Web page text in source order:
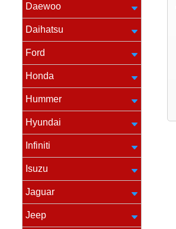
Daewoo
Daihatsu
Ford
Honda
Hummer
Hyundai
Infiniti
Isuzu
Jaguar
Jeep